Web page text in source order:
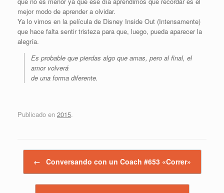
mejor modo de aprender a olvidar.
Ya lo vimos en la película de Disney Inside Out (Intensamente)
que hace falta sentir tristeza para que, luego, pueda aparecer la
alegría.
Es probable que pierdas algo que amas, pero al final, el
amor volverá
de una forma diferente.
Publicado en 2015.
← Conversando con un Coach #653 «Correr»